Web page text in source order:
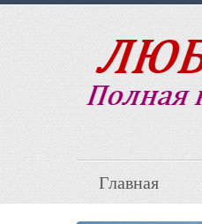
Главная